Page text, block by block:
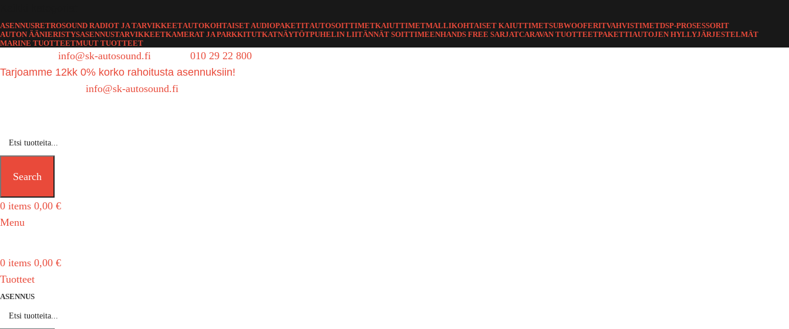
ASENNUSRETROSOUND RADIOT JA TARVIKKEETAUTOKOHTAISET AUDIOPAKETITAUTOSOITTIMETKAIUTTIMETMALLIKOHTAISET KAIUTTIMETSUBWOOFERITVAHVISTIMETDSP-PROSESSORIT
AUTON ÄÄNIERISTYSASENNUSTARVIKKEETKAMERAT JA PARKKITUTKATNÄYTÖTPUHELIN LIITÄNNÄT SOITTIMEENHANDS FREE SARJATCARAVAN TUOTTEETPAKETTIAUTOJEN HYLLYJÄRJESTELMÄT
MARINE TUOTTEETMUUT TUOTTEET
info@sk-autosound.fi
010 29 22 800
Tarjoamme 12kk 0% korko rahoitusta asennuksiin!
info@sk-autosound.fi
Search
0 items 0,00 €
Menu
0 items 0,00 €
Tuotteet
ASENNUS